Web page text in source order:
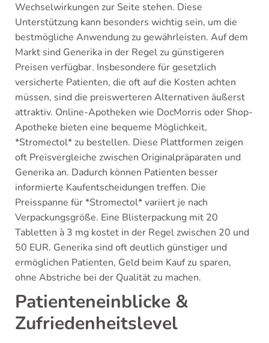
Wechselwirkungen zur Seite stehen. Diese
Unterstützung kann besonders wichtig sein, um die
bestmögliche Anwendung zu gewährleisten. Auf dem
Markt sind Generika in der Regel zu günstigeren
Preisen verfügbar. Insbesondere für gesetzlich
versicherte Patienten, die oft auf die Kosten achten
müssen, sind die preiswerteren Alternativen äußerst
attraktiv. Online-Apotheken wie DocMorris oder Shop-
Apotheke bieten eine bequeme Möglichkeit,
*Stromectol* zu bestellen. Diese Plattformen zeigen
oft Preisvergleiche zwischen Originalpräparaten und
Generika an. Dadurch können Patienten besser
informierte Kaufentscheidungen treffen. Die
Preisspanne für *Stromectol* variiert je nach
Verpackungsgröße. Eine Blisterpackung mit 20
Tabletten à 3 mg kostet in der Regel zwischen 20 und
50 EUR. Generika sind oft deutlich günstiger und
ermöglichen Patienten, Geld beim Kauf zu sparen,
ohne Abstriche bei der Qualität zu machen.
Patienteneinblicke &
Zufriedenheitslevel